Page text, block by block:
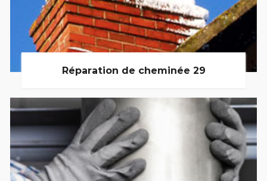
Réparation de cheminée 29